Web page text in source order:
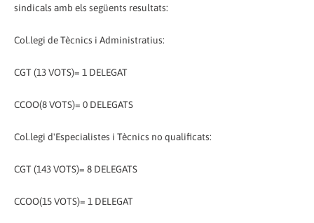
sindicals amb els següents resultats:
Col.legi de Tècnics i Administratius:
CGT (13 VOTS)= 1 DELEGAT
CCOO(8 VOTS)= 0 DELEGATS
Col.legi d'Especialistes i Tècnics no qualificats:
CGT (143 VOTS)= 8 DELEGATS
CCOO(15 VOTS)= 1 DELEGAT